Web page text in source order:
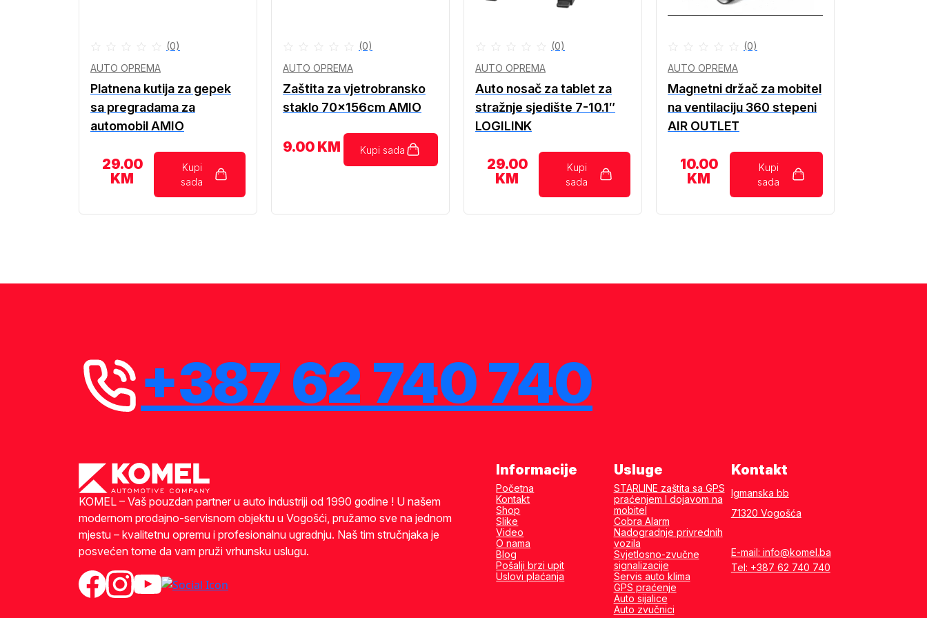
(0)
AUTO OPREMA
Platnena kutija za gepek
sa pregradama za
automobil AMIO
29.00
KM
Kupi
sada
(0)
AUTO OPREMA
Zaštita za vjetrobransko
staklo 70x156cm AMIO
9.00 KM Kupi sada
(0)
AUTO OPREMA
Auto nosač za tablet za
stražnje sjedište 7-10.1″
LOGILINK
29.00
KM
Kupi
sada
(0)
AUTO OPREMA
Magnetni držač za mobitel
na ventilaciju 360 stepeni
AIR OUTLET
10.00
KM
Kupi
sada
+387 62 740 740
KOMEL – Vaš pouzdan partner u auto industriji od 1990 godine ! U našem
modernom prodajno-servisnom objektu u Vogošći, pružamo sve na jednom
mjestu – kvalitetnu opremu i profesionalnu ugradnju. Naš tim stručnjaka je
posvećen tome da vam pruži vrhunsku uslugu.
Informacije
Početna
Kontakt
Shop
Slike
Video
O nama
Blog
Pošalji brzi upit
Uslovi plaćanja
Usluge
STARLINE zaštita sa GPS
praćenjem I dojavom na
mobitel
Cobra Alarm
Nadogradnje privrednih
vozila
Svjetlosno-zvučne
signalizacije
Servis auto klima
GPS praćenje
Auto sijalice
Auto zvučnici
Kontakt
Igmanska bb
71320 Vogošća
E-mail: info@komel.ba
Tel: +387 62 740 740